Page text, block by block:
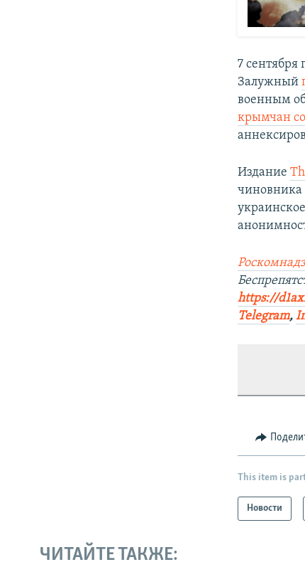
7
Залужный
военным
крымчан
Издание
чиновника
https://
Telegram,
This item is
Новости
ЧИТАЙТЕ ТАКЖЕ: